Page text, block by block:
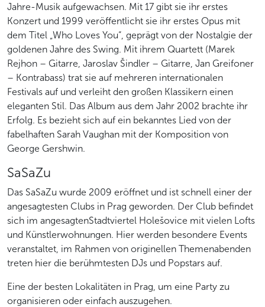
Jahre-Musik aufgewachsen. Mit 17 gibt sie ihr erstes
Konzert und 1999 veröffentlicht sie ihr erstes Opus mit
dem Titel „Who Loves You“, geprägt von der Nostalgie der
goldenen Jahre des Swing. Mit ihrem Quartett (Marek
Rejhon – Gitarre, Jaroslav Šindler – Gitarre, Jan Greifoner
– Kontrabass) trat sie auf mehreren internationalen
Festivals auf und verleiht den großen Klassikern einen
eleganten Stil. Das Album aus dem Jahr 2002 brachte ihr
Erfolg. Es bezieht sich auf ein bekanntes Lied von der
fabelhaften Sarah Vaughan mit der Komposition von
George Gershwin.
SaSaZu
Das SaSaZu wurde 2009 eröffnet und ist schnell einer der
angesagtesten Clubs in Prag geworden. Der Club befindet
sich im angesagtenStadtviertel Holešovice mit vielen Lofts
und Künstlerwohnungen. Hier werden besondere Events
veranstaltet, im Rahmen von originellen Themenabenden
treten hier die berühmtesten DJs und Popstars auf.
Eine der besten Lokalitäten in Prag, um eine Party zu
organisieren oder einfach auszugehen.